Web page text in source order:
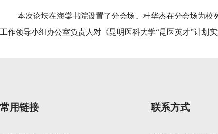
本次论坛在海棠书院设置了分会场。杜华杰在分会场为
工作领导小组办公室负责人对《昆明医科大学“昆医英才”计划
常用链接 联系方式